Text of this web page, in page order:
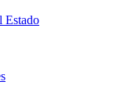
Estado